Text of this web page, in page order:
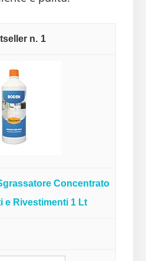
1
Concentrato
e Rivestimenti 1 Lt